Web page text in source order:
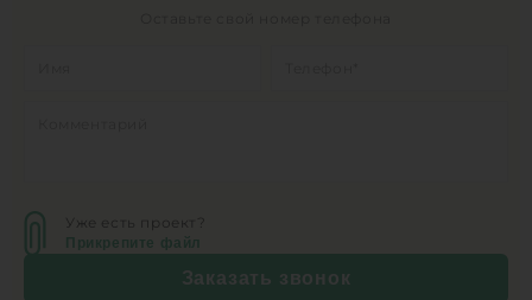
Уже есть проект?
Прикрепите файл
Заказать звонок